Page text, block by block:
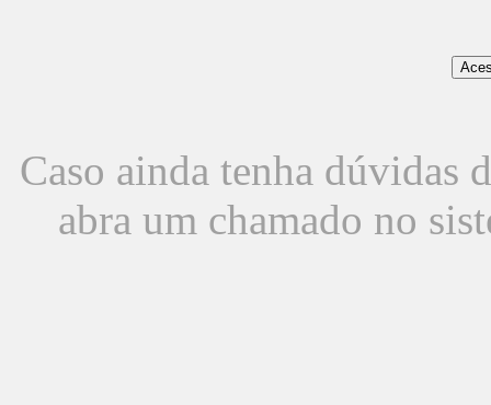
Caso ainda tenha dúvidas
abra um chamado no